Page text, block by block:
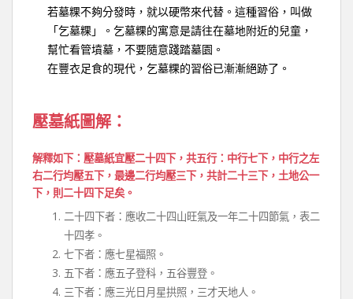
若墓粿不夠分發時，就以硬幣來代替。這種習俗，叫做
「乞墓粿」。乞墓粿的寓意是請往在墓地附近的兒童，
幫忙看管墳墓，不要隨意踐踏墓園。
在豐衣足食的現代，乞墓粿的習俗已漸漸絕跡了。
壓墓紙圖解：
解釋如下：壓墓紙宜壓二十四下，共五行：中行七下，中行之左
右二行均壓五下，最邊二行均壓三下，共計二十三下，土地公一
下，則二十四下足矣。
二十四下者：應收二十四山旺氣及一年二十四節氣，表二
十四孝。
七下者：應七星福照。
五下者：應五子登科，五谷豐登。
三下者：應三光日月星拱照，三才天地人。